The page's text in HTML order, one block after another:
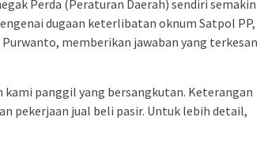
Perda (Peraturan Daerah) sendiri semakin
dugaan keterlibatan oknum Satpol PP,
memberikan jawaban yang terkesan
kami panggil yang bersangkutan. Keterangan
pekerjaan jual beli pasir. Untuk lebih detail,